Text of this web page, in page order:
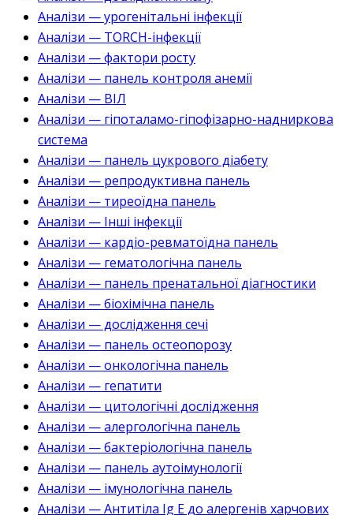
Аналізи — урогенітальні інфекції
Аналізи — TORCH-інфекції
Аналізи — фактори росту
Аналізи — панель контроля анемії
Аналізи — ВІЛ
Аналізи — гіпоталамо-гіпофізарно-надниркова
система
Аналізи — панель цукрового діабету
Аналізи — репродуктивна панель
Аналізи — тиреоїдна панель
Аналізи — Інші інфекції
Аналізи — кардіо-ревматоїдна панель
Аналізи — гематологічна панель
Аналізи — панель пренатальної діагностики
Аналізи — біохімічна панель
Аналізи — дослідження сечі
Аналізи — панель остеопорозу
Аналізи — онкологічна панель
Аналізи — гепатити
Аналізи — цитологічні дослідження
Аналізи — алергологічна панель
Аналізи — бактеріологічна панель
Аналізи — панель аутоімунології
Аналізи — імунологічна панель
Аналізи — Антитіла Ig E до алергенів харчових